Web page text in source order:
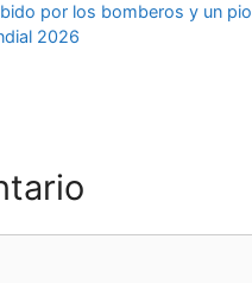
por los bomberos y un
2026